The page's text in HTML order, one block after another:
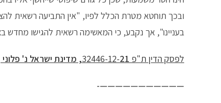
ובכך תוחטא מטרת הכלל לפיו, "אין התביעה רשאית
בעניינו", אך נקבע, כי המאשימה רשאית להגישו מחדש
לפסק הדין ת"פ 32446-12- 21, מדינת ישראל נ' פלוני
———————————-